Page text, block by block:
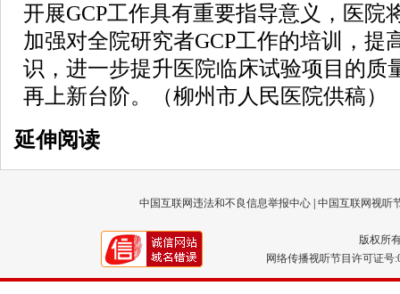
开展GCP工作具有重要指导意义，医院
加强对全院研究者GCP工作的培训，提
识，进一步提升医院临床试验项目的质
再上新台阶。（柳州市人民医院供稿）
延伸阅读